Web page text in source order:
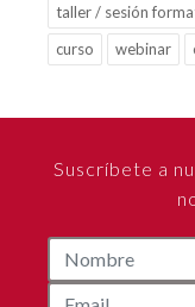
taller / sesión
curso
webinar
Suscríbete a